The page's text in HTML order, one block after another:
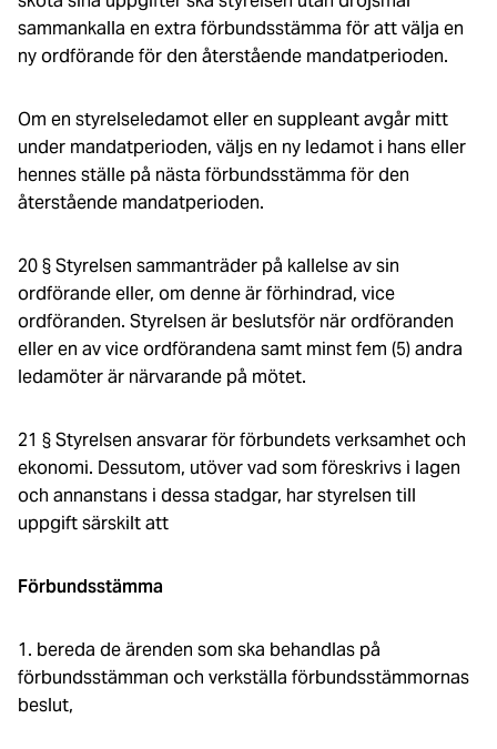
sammankalla en extra förbundsstämma för att välja en
ny ordförande för den återstående mandatperioden.
Om en styrelseledamot eller en suppleant avgår mitt
under mandatperioden, väljs en ny ledamot i hans eller
hennes ställe på nästa förbundsstämma för den
återstående mandatperioden.
20 § Styrelsen sammanträder på kallelse av sin
ordförande eller, om denne är förhindrad, vice
ordföranden. Styrelsen är beslutsför när ordföranden
eller en av vice ordförandena samt minst fem (5) andra
ledamöter är närvarande på mötet.
21 § Styrelsen ansvarar för förbundets verksamhet och
ekonomi. Dessutom, utöver vad som föreskrivs i lagen
och annanstans i dessa stadgar, har styrelsen till
uppgift särskilt att
Förbundsstämma
1. bereda de ärenden som ska behandlas på
förbundsstämman och verkställa förbundsstämmornas
beslut,